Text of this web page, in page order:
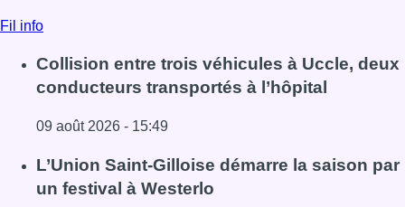
Fil info
Collision entre trois véhicules à Uccle, deux
conducteurs transportés à l’hôpital
09 août 2026 - 15:49
Lire l'article Collision entre trois véhicules à Uccle, deux
L’Union Saint-Gilloise démarre la saison par
un festival à Westerlo